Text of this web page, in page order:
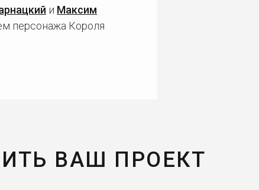
и Максим
персонажа Короля
ВАШ ПРОЕКТ